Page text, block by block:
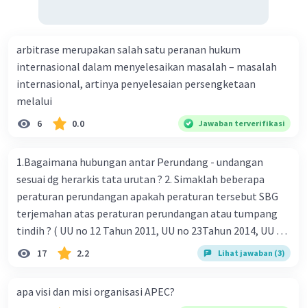
arbitrase merupakan salah satu peranan hukum
internasional dalam menyelesaikan masalah – masalah
internasional, artinya penyelesaian persengketaan
melalui
6 0.0 Jawaban terverifikasi
1.Bagaimana hubungan antar Perundang - undangan
sesuai dg herarkis tata urutan ? 2. Simaklah beberapa
peraturan perundangan apakah peraturan tersebut SBG
terjemahan atas peraturan perundangan atau tumpang
tindih ? ( UU no 12 Tahun 2011, UU no 23Tahun 2014, UU No
25 Tahun 2004 ) 3 . Tuliskan peraturan perundangan yg di
undangkan atas perintah TAP MPR NO I / MPR/ 2003
pasal18, pasal 22, pasal 23, Pasal 26 , Pasal 27,pasal ,pasal
17 2.2 Lihat jawaban (3)
apa visi dan misi organisasi APEC?